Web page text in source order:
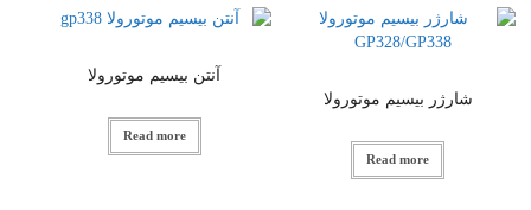
شارژر بیسیم موتورولا
Read more
آنتن بیسیم موتورولا
Read more